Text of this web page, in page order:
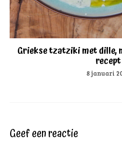
Griekse tzatziki met dille,
recept
8 januari
Geef een reactie